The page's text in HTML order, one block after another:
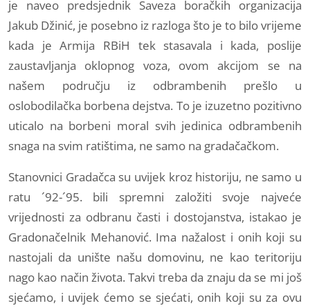
je naveo predsjednik Saveza boračkih organizacija
Jakub Džinić, je posebno iz razloga što je to bilo vrijeme
kada je Armija RBiH tek stasavala i kada, poslije
zaustavljanja oklopnog voza, ovom akcijom se na
našem području iz odbrambenih prešlo u
oslobodilačka borbena dejstva. To je izuzetno pozitivno
uticalo na borbeni moral svih jedinica odbrambenih
snaga na svim ratištima, ne samo na gradačačkom.
Stanovnici Gradačca su uvijek kroz historiju, ne samo u
ratu ´92-´95. bili spremni založiti svoje najveće
vrijednosti za odbranu časti i dostojanstva, istakao je
Gradonačelnik Mehanović. Ima nažalost i onih koji su
nastojali da unište našu domovinu, ne kao teritoriju
nago kao način života. Takvi treba da znaju da se mi još
sjećamo, i uvijek ćemo se sjećati, onih koji su za ovu